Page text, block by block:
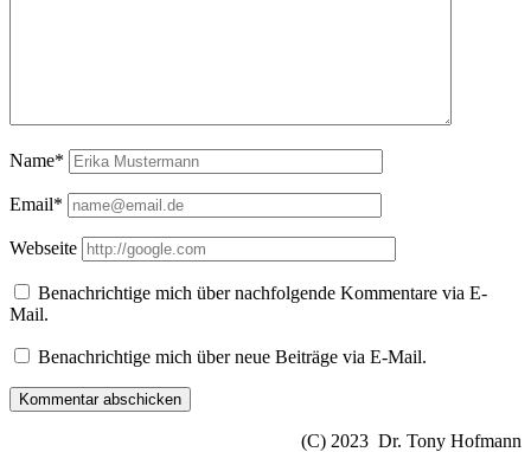
Name*
Email*
Webseite
Benachrichtige mich über nachfolgende Kommentare via E-
Mail.
Benachrichtige mich über neue Beiträge via E-Mail.
(C) 2023 Dr. Tony Hofmann